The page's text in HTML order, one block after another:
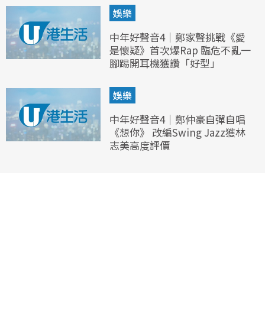
娛樂
中年好聲音4｜鄭家聲挑戰《愛
是懷疑》首次爆Rap 臨危不亂一
腳踢開耳機獲讚「好型」
娛樂
中年好聲音4｜鄭仲豪自彈自唱
《想你》 改編Swing Jazz獲林
志美高度評價